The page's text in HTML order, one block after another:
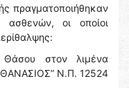
πραγματοποιήθηκαν
ασθενών, οι οποίοι
στον λιμένα
Ν.Π. 12524